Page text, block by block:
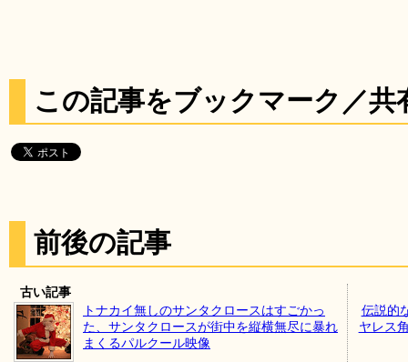
この記事をブックマーク／共
前後の記事
古い記事
トナカイ無しのサンタクロースはすごかっ
た、サンタクロースが街中を縦横無尽に暴れ
まくるパルクール映像
伝説的
ヤレス